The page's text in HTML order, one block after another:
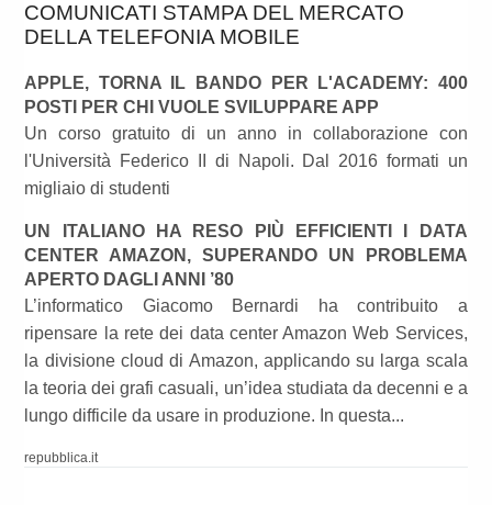
COMUNICATI STAMPA DEL MERCATO
DELLA TELEFONIA MOBILE
APPLE, TORNA IL BANDO PER L'ACADEMY: 400
POSTI PER CHI VUOLE SVILUPPARE APP
Un corso gratuito di un anno in collaborazione con
l'Università Federico II di Napoli. Dal 2016 formati un
migliaio di studenti
UN ITALIANO HA RESO PIÙ EFFICIENTI I DATA
CENTER AMAZON, SUPERANDO UN PROBLEMA
APERTO DAGLI ANNI ’80
L’informatico Giacomo Bernardi ha contribuito a
ripensare la rete dei data center Amazon Web Services,
la divisione cloud di Amazon, applicando su larga scala
la teoria dei grafi casuali, un’idea studiata da decenni e a
lungo difficile da usare in produzione. In questa...
repubblica.it